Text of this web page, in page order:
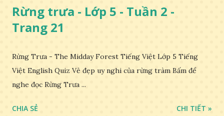
Rừng trưa - Lớp 5 - Tuần 2 -
Trang 21
Rừng Trưa - The Midday Forest Tiếng Việt Lớp 5 Tiếng
Việt English Quiz Vẻ đẹp uy nghi của rừng tràm Bấm để
nghe đọc Rừng Trưa ...
CHIA SẺ
CHI TIẾT »